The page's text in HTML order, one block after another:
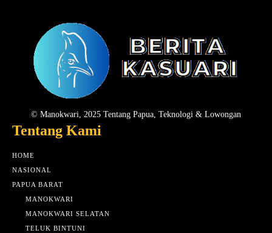
© Manokwari, 2025 Tentang Papua, Teknologi & Lowongan
Tentang Kami
HOME
NASIONAL
PAPUA BARAT
MANOKWARI
MANOKWARI SELATAN
TELUK BINTUNI